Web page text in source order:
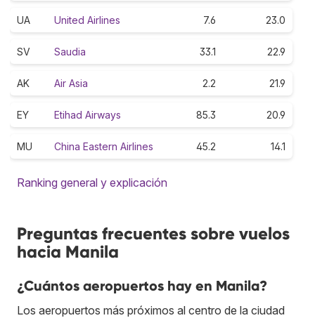
UA United Airlines 7.6 23.0
SV Saudia 33.1 22.9
AK Air Asia 2.2 21.9
EY Etihad Airways 85.3 20.9
MU China Eastern Airlines 45.2 14.1
Ranking general y explicación
Preguntas frecuentes sobre vuelos
hacia Manila
¿Cuántos aeropuertos hay en Manila?
Los aeropuertos más próximos al centro de la ciudad